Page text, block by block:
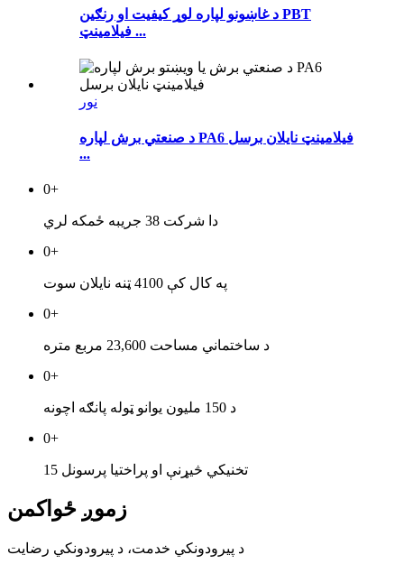
د غاښونو لپاره لوړ کیفیت او رنګین PBT
فیلامینټ ...
نور
د صنعتي برش لپاره PA6 فیلامینټ نایلان برسل
...
0+
دا شرکت 38 جریبه ځمکه لري
0+
په کال کې 4100 ټنه نایلان سوت
0+
د ساختماني مساحت 23,600 مربع متره
0+
د 150 ملیون یوانو ټوله پانګه اچونه
0+
15 تخنیکي څیړنې او پراختیا پرسونل
زموږ ځواکمن
د پیرودونکي خدمت، د پیرودونکي رضایت